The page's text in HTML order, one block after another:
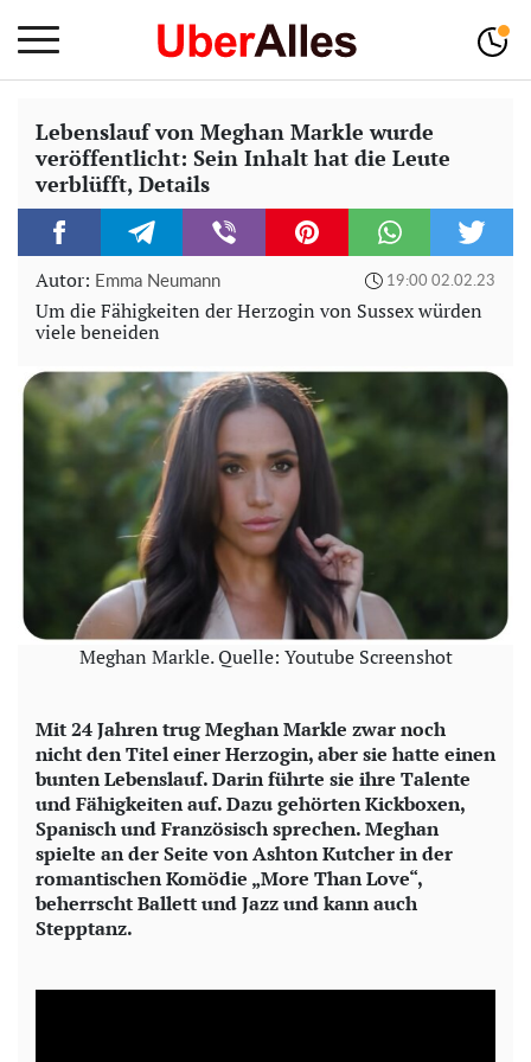
Lebenslauf von Meghan Markle wurde
veröffentlicht: Sein Inhalt hat die Leute
verblüfft, Details
Autor: Emma Neumann 19:00 02.02.23
Um die Fähigkeiten der Herzogin von Sussex würden
viele beneiden
Meghan Markle. Quelle: Youtube Screenshot
Mit 24 Jahren trug Meghan Markle zwar noch
nicht den Titel einer Herzogin, aber sie hatte einen
bunten Lebenslauf. Darin führte sie ihre Talente
und Fähigkeiten auf. Dazu gehörten Kickboxen,
Spanisch und Französisch sprechen. Meghan
spielte an der Seite von Ashton Kutcher in der
romantischen Komödie „More Than Love“,
beherrscht Ballett und Jazz und kann auch
Stepptanz.